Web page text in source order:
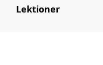
Lektioner